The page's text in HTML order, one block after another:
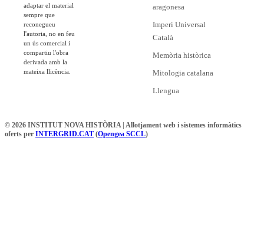
adaptar el material
sempre que
reconegueu
l'autoria, no en feu
un ús comercial i
compartiu l'obra
derivada amb la
mateixa llicència.
aragonesa
Imperi Universal
Català
Memòria històrica
Mitologia catalana
Llengua
© 2026 INSTITUT NOVA HISTÒRIA | Allotjament web i sistemes informàtics
oferts per INTERGRID.CAT (Opengea SCCL)